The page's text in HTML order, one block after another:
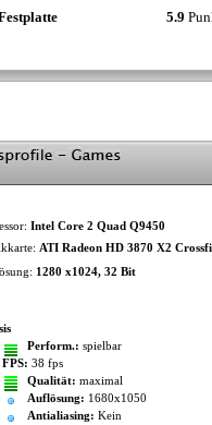
5.9
Intel Core 2 Quad Q9450
ATI Radeon HD 3870 X2
1280 x1024, 32 Bit
Perform.: spielbar
FPS: 38 fps
Qualität: maximal
Auflösung: 1680x1050
Antialiasing: Kein